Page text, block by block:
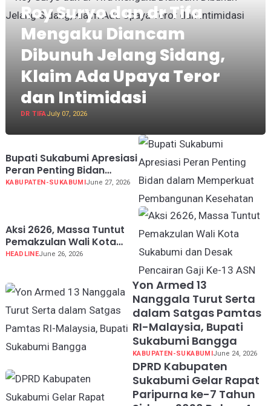
Roy Suryo dan dr Tifa
Mengaku Diancam
Dibunuh Jelang Sidang,
Klaim Ada Upaya Teror
dan Intimidasi
DR TIFAJuly 07, 2026
Bupati Sukabumi Apresiasi
Peran Penting Bidan
dalam Memperkuat
KABUPATEN-SUKABUMI June 27, 2026
Aksi 2626, Massa Tuntut
Pemakzulan Wali Kota
Sukabumi dan Desak
HEADLINEJune 26, 2026
Yon Armed 13
Nanggala Turut Serta
dalam Satgas Pamtas
RI-Malaysia, Bupati
Sukabumi Bangga
KABUPATEN-SUKABUMIJune 24, 2026
DPRD Kabupaten
Sukabumi Gelar Rapat
Paripurna ke-7 Tahun